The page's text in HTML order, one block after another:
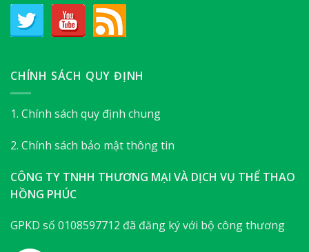
CHÍNH SÁCH QUY ĐỊNH
1. Chính sách quy định chung
2. Chính sách bảo mật thông tin
CÔNG TY TNHH THƯƠNG MẠI VÀ DỊCH VỤ THỂ THAO
HỒNG PHÚC
GPKD số 0108597712 đã đăng ký với bộ công thương